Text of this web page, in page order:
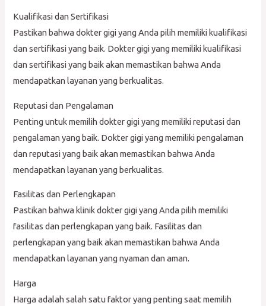
Kualifikasi dan Sertifikasi
Pastikan bahwa dokter gigi yang Anda pilih memiliki kualifikasi
dan sertifikasi yang baik. Dokter gigi yang memiliki kualifikasi
dan sertifikasi yang baik akan memastikan bahwa Anda
mendapatkan layanan yang berkualitas.
Reputasi dan Pengalaman
Penting untuk memilih dokter gigi yang memiliki reputasi dan
pengalaman yang baik. Dokter gigi yang memiliki pengalaman
dan reputasi yang baik akan memastikan bahwa Anda
mendapatkan layanan yang berkualitas.
Fasilitas dan Perlengkapan
Pastikan bahwa klinik dokter gigi yang Anda pilih memiliki
fasilitas dan perlengkapan yang baik. Fasilitas dan
perlengkapan yang baik akan memastikan bahwa Anda
mendapatkan layanan yang nyaman dan aman.
Harga
Harga adalah salah satu faktor yang penting saat memilih